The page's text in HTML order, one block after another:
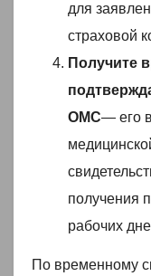
для
страховой
Получите
ОМС— его
получения
рабочих
По временному